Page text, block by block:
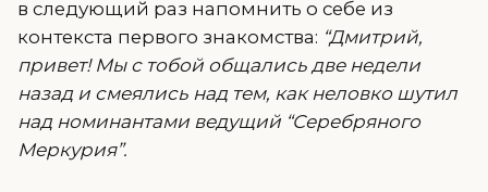
в следующий раз напомнить о себе из
контекста первого знакомства: “Дмитрий,
привет! Мы с тобой общались две недели
назад и смеялись над тем, как неловко шутил
над номинантами ведущий “Серебряного
Меркурия”.